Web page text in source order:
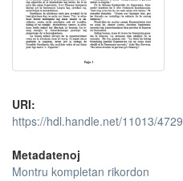
URI:
https://hdl.handle.net/11013/4729
Metadatenoj
Montru kompletan rikordon